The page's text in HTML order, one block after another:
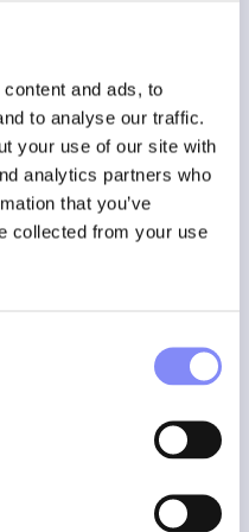
and ads, to
to analyse our traffic.
your use of our site with
analytics partners who
that you’ve
collected from your use
depend on paper
room combines guided
to help ensure every
returned.
/ Manual Approach
searches for the required tools
or manual records
spreadsheet or manual sign-out
or operator memory